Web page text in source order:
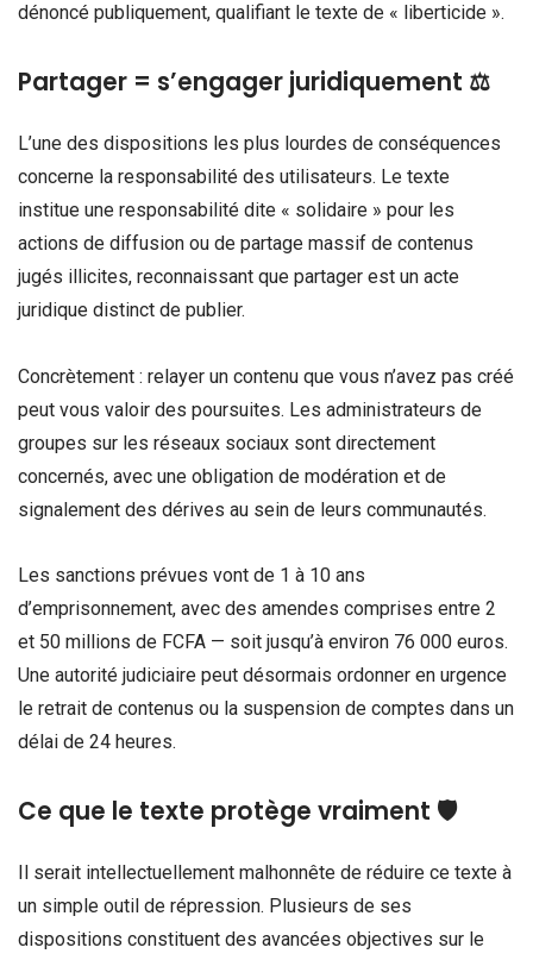
dénoncé publiquement, qualifiant le texte de « liberticide ».
Partager = s’engager juridiquement ⚖️
L’une des dispositions les plus lourdes de conséquences
concerne la responsabilité des utilisateurs. Le texte
institue une responsabilité dite « solidaire » pour les
actions de diffusion ou de partage massif de contenus
jugés illicites, reconnaissant que partager est un acte
juridique distinct de publier.
Concrètement : relayer un contenu que vous n’avez pas créé
peut vous valoir des poursuites. Les administrateurs de
groupes sur les réseaux sociaux sont directement
concernés, avec une obligation de modération et de
signalement des dérives au sein de leurs communautés.
Les sanctions prévues vont de 1 à 10 ans
d’emprisonnement, avec des amendes comprises entre 2
et 50 millions de FCFA — soit jusqu’à environ 76 000 euros.
Une autorité judiciaire peut désormais ordonner en urgence
le retrait de contenus ou la suspension de comptes dans un
délai de 24 heures.
Ce que le texte protège vraiment 🛡️
Il serait intellectuellement malhonnête de réduire ce texte à
un simple outil de répression. Plusieurs de ses
dispositions constituent des avancées objectives sur le